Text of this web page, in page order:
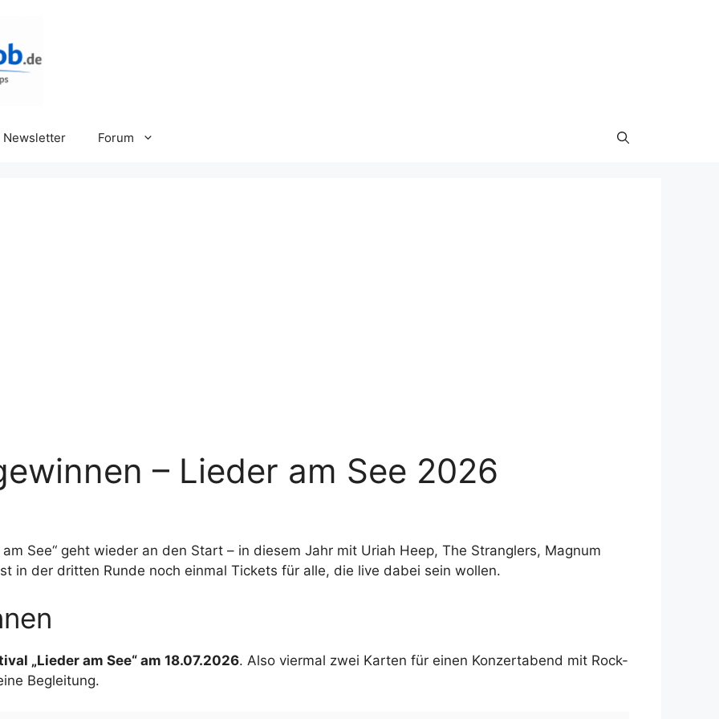
Newsletter Forum
– Lieder am See 2026
See“ geht wieder an den Start – in diesem Jahr mit Uriah Heep, The Stranglers, Magnum
in der dritten Runde noch einmal Tickets für alle, die live dabei sein wollen.
„Lieder am See“ am 18.07.2026. Also viermal zwei Karten für einen Konzertabend mit Rock-
Begleitung.